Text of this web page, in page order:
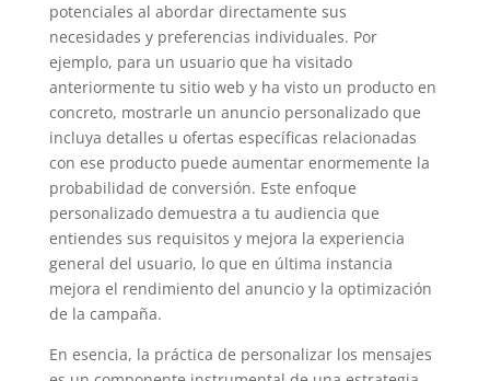
potenciales al abordar directamente sus
necesidades y preferencias individuales. Por
ejemplo, para un usuario que ha visitado
anteriormente tu sitio web y ha visto un producto en
concreto, mostrarle un anuncio personalizado que
incluya detalles u ofertas específicas relacionadas
con ese producto puede aumentar enormemente la
probabilidad de conversión. Este enfoque
personalizado demuestra a tu audiencia que
entiendes sus requisitos y mejora la experiencia
general del usuario, lo que en última instancia
mejora el rendimiento del anuncio y la optimización
de la campaña.
En esencia, la práctica de personalizar los mensajes